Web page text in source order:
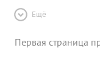
Ещё
Первая страница